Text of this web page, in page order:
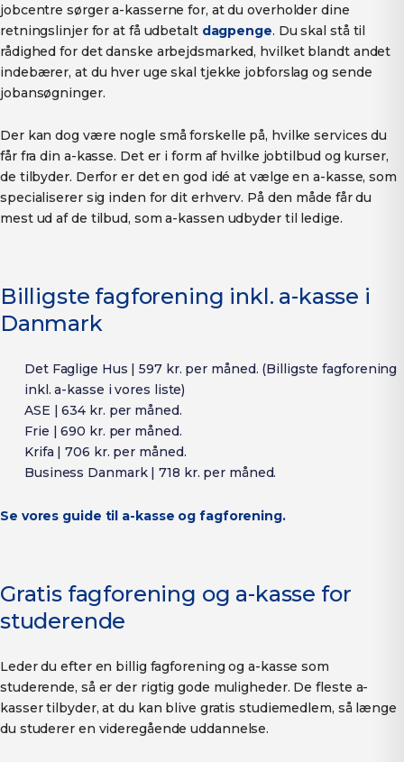
jobcentre sørger a-kasserne for, at du overholder dine
retningslinjer for at få udbetalt dagpenge. Du skal stå til
rådighed for det danske arbejdsmarked, hvilket blandt andet
indebærer, at du hver uge skal tjekke jobforslag og sende
jobansøgninger.
Der kan dog være nogle små forskelle på, hvilke services du
får fra din a-kasse. Det er i form af hvilke jobtilbud og kurser,
de tilbyder. Derfor er det en god idé at vælge en a-kasse, som
specialiserer sig inden for dit erhverv. På den måde får du
mest ud af de tilbud, som a-kassen udbyder til ledige.
Billigste fagforening inkl. a-kasse i
Danmark
Det Faglige Hus | 597 kr. per måned. (Billigste fagforening
inkl. a-kasse i vores liste)
ASE | 634 kr. per måned.
Frie | 690 kr. per måned.
Krifa | 706 kr. per måned.
Business Danmark | 718 kr. per måned.
Se vores guide til a-kasse og fagforening.
Gratis fagforening og a-kasse for
studerende
Leder du efter en billig fagforening og a-kasse som
studerende, så er der rigtig gode muligheder. De fleste a-
kasser tilbyder, at du kan blive gratis studiemedlem, så længe
du studerer en videregående uddannelse.